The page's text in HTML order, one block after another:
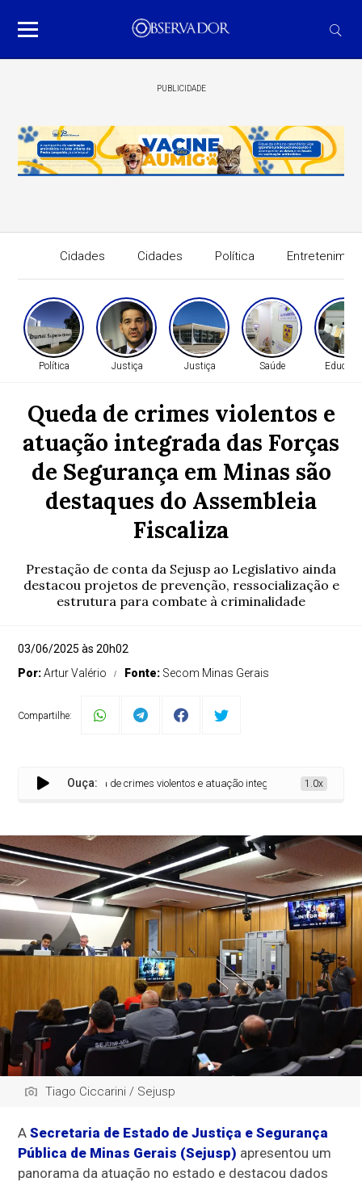
PUBLICIDADE
Cidades Cidades Política
Política Justiça Justiça Saúde
Queda de crimes violentos e
atuação integrada das Forças
de Segurança em Minas são
destaques do Assembleia
Fiscaliza
Prestação de conta da Sejusp ao Legislativo ainda
destacou projetos de prevenção, ressocialização e
estrutura para combate à criminalidade
03/06/2025 às 20h02
Por:Artur Valério Fonte: Secom Minas Gerais
Compartilhe:
Ouça:
Queda de crimes violentos e atuação integrada das Forças de
1.0x
Tiago Ciccarini / Sejusp
ASecretaria de Estado de Justiça e Segurança
Pública de Minas Gerais (Sejusp) apresentou um
panorama da atuação no estado e destacou dados